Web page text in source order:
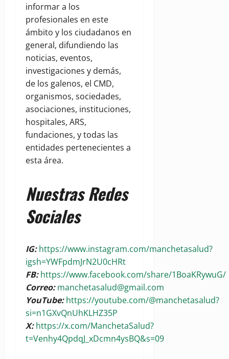
informar a los
profesionales en este
ámbito y los ciudadanos en
general, difundiendo las
noticias, eventos,
investigaciones y demás,
de los galenos, el CMD,
organismos, sociedades,
asociaciones, instituciones,
hospitales, ARS,
fundaciones, y todas las
entidades pertenecientes a
esta área.
Nuestras Redes
Sociales
IG:https://www.instagram.com/manchetasalud?
igsh=YWFpdmJrN2U0cHRt
FB:https://www.facebook.com/share/1BoaKRywuG/
Correo:manchetasalud@gmail.com
YouTube: https://youtube.com/@manchetasalud?
si=n1GXvQnUhKLHZ35P
X:https://x.com/ManchetaSalud?
t=Venhy4QpdqJ_xDcmn4ysBQ&s=09